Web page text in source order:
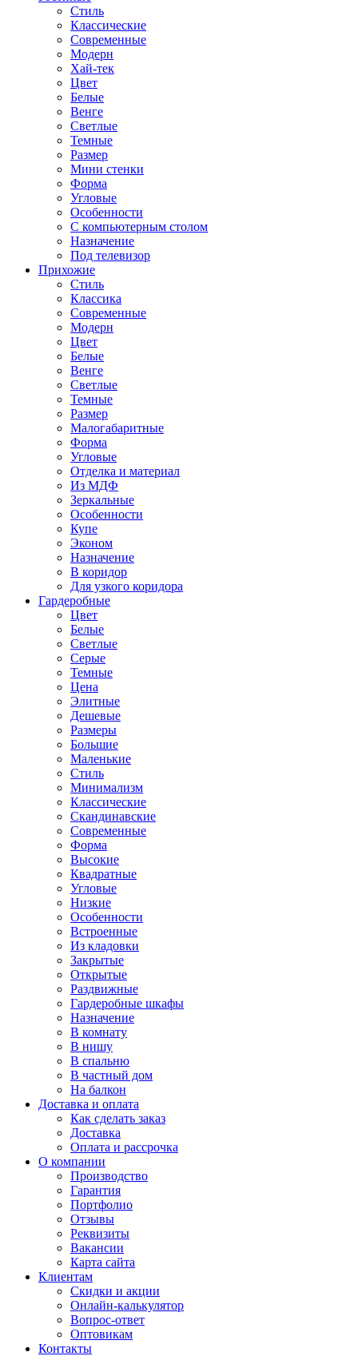
Стиль
Классические
Современные
Модерн
Хай-тек
Цвет
Белые
Венге
Светлые
Темные
Размер
Мини стенки
Форма
Угловые
Особенности
С компьютерным столом
Назначение
Под телевизор
Прихожие
Стиль
Классика
Современные
Модерн
Цвет
Белые
Венге
Светлые
Темные
Размер
Малогабаритные
Форма
Угловые
Отделка и материал
Из МДФ
Зеркальные
Особенности
Купе
Эконом
Назначение
В коридор
Для узкого коридора
Гардеробные
Цвет
Белые
Светлые
Серые
Темные
Цена
Элитные
Дешевые
Размеры
Большие
Маленькие
Стиль
Минимализм
Классические
Скандинавские
Современные
Форма
Высокие
Квадратные
Угловые
Низкие
Особенности
Встроенные
Из кладовки
Закрытые
Открытые
Раздвижные
Гардеробные шкафы
Назначение
В комнату
В нишу
В спальню
В частный дом
На балкон
Доставка и оплата
Как сделать заказ
Доставка
Оплата и рассрочка
О компании
Производство
Гарантия
Портфолио
Отзывы
Реквизиты
Вакансии
Карта сайта
Клиентам
Скидки и акции
Онлайн-калькулятор
Вопрос-ответ
Оптовикам
Контакты